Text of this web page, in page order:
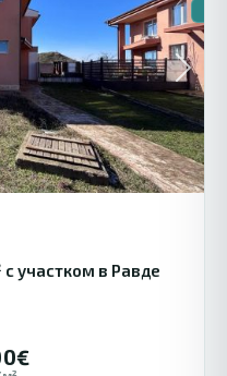
Next
участком в Равде